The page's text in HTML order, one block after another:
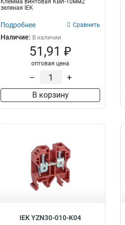
10мм2
6мм2 8
16мм2 8
25-6мм2
КВИ-10мм2 10
10
КВИ-4мм2 10
10
КВИ-25мм2
10-25мм2 12
6-16мм2 13
4-10мм2 13
Клемма винтовая КВИ-10мм2
зеленая IEK
Подробнее Сравнить
Наличие: В наличии
51,91 ₽
оптовая цена
– +
В корзину
IEK YZN30-010-K04